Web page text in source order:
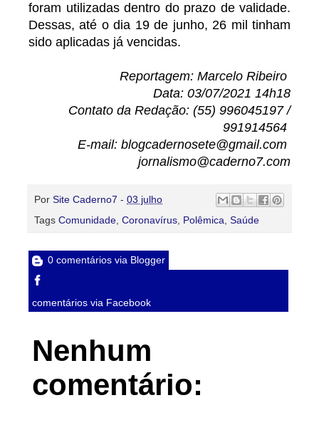
foram utilizadas dentro do prazo de validade.
Dessas, até o dia 19 de junho, 26 mil tinham
sido aplicadas já vencidas.
Reportagem: Marcelo Ribeiro
Data: 03/07/2021 14h18
Contato da Redação: (55) 996045197 /
991914564
E-mail: blogcadernosete@gmail.com
jornalismo@caderno7.com
Por Site Caderno7 - 03 julho
Tags Comunidade, Coronavírus, Polêmica, Saúde
0 comentários via Blogger
comentários via Facebook
Nenhum
comentário: